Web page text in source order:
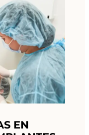
EN